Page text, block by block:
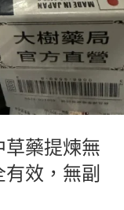
草藥提煉無
效，無副